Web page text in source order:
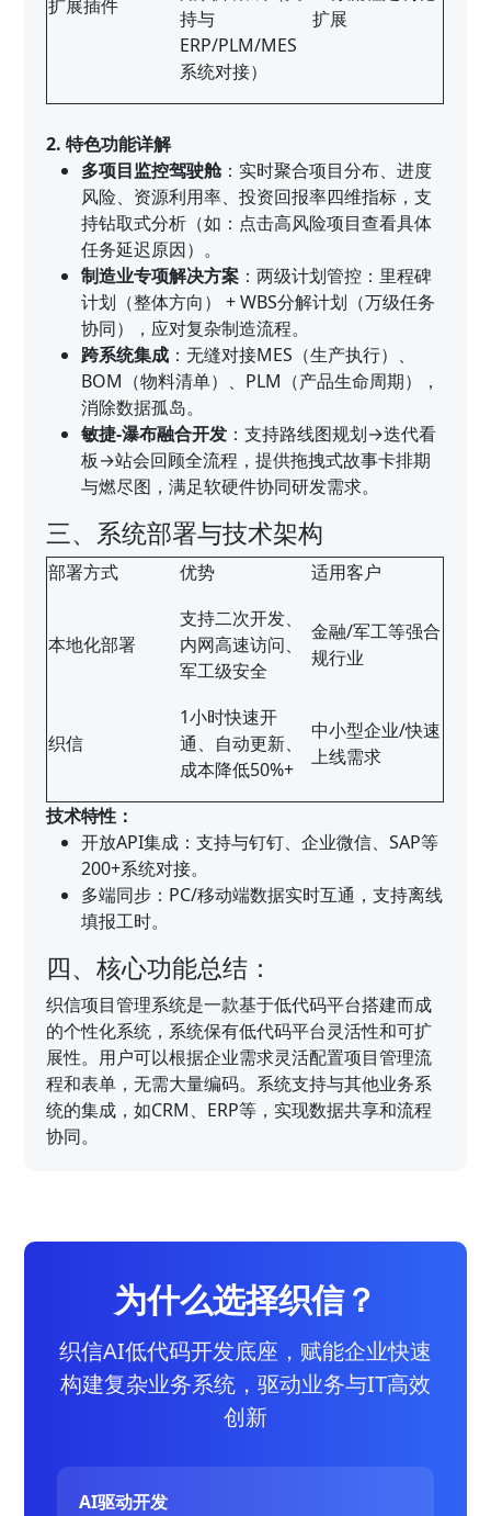
扩展插件
持与
ERP/PLM/MES
系统对接）
扩展
2. 特色功能详解
多项目监控驾驶舱：实时聚合项目分布、进度
风险、资源利用率、投资回报率四维指标，支
持钻取式分析（如：点击高风险项目查看具体
任务延迟原因）。
制造业专项解决方案 ：两级计划管控：里程碑
计划（整体方向） + WBS分解计划（万级任务
协同），应对复杂制造流程。
跨系统集成 ：无缝对接MES（生产执行）、
BOM（物料清单）、PLM（产品生命周期），
消除数据孤岛。
敏捷-瀑布融合开发 ：支持路线图规划→迭代看
板→站会回顾全流程，提供拖拽式故事卡排期
与燃尽图，满足软硬件协同研发需求。
三、系统部署与技术架构
部署方式 优势 适用客户
本地化部署
支持二次开发、
内网高速访问、
军工级安全
金融/军工等强合
规行业
织信
1小时快速开
通、自动更新、
成本降低50%+
中小型企业/快速
上线需求
技术特性：
开放API集成：支持与钉钉、企业微信、SAP等
200+系统对接。
多端同步：PC/移动端数据实时互通，支持离线
填报工时。
四、核心功能总结：
织信项目管理系统是一款基于低代码平台搭建而成
的个性化系统，系统保有低代码平台灵活性和可扩
展性。用户可以根据企业需求灵活配置项目管理流
程和表单，无需大量编码。系统支持与其他业务系
统的集成，如CRM、ERP等，实现数据共享和流程
协同。
为什么选择织信？
织信AI低代码开发底座，赋能企业快速
构建复杂业务系统，驱动业务与IT高效
创新
AI驱动开发